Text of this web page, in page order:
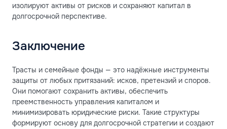
изолируют активы от рисков и сохраняют капитал в
долгосрочной перспективе.
Заключение
Трасты и семейные фонды — это надёжные инструменты
защиты от любых притязаний: исков, претензий и споров.
Они помогают сохранить активы, обеспечить
преемственность управления капиталом и
минимизировать юридические риски. Такие структуры
формируют основу для долгосрочной стратегии и создают